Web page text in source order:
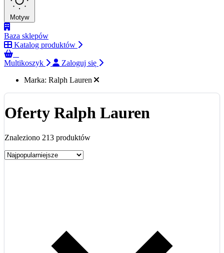
Motyw
Baza sklepów
Katalog produktów
Multikoszyk
Zaloguj się
Marka: Ralph Lauren
Oferty Ralph Lauren
Znaleziono 213 produktów